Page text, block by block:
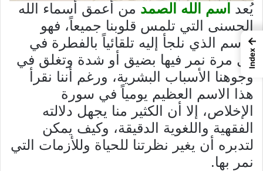
يُعد اسم الله الصمد من أعمق أسماء الله
الحسنى التي تلمس قلوبنا جميعاً، فهو
الاسم الذي نلجأ إليه تلقائياً بالفطرة في
كل مرة نمر فيها بضيق أو شدة وتغلق في
وجوهنا الأسباب البشرية، ورغم أننا نقرأ
هذا الاسم العظيم يومياً في سورة
الإخلاص، إلا أن الكثير منا يجهل دلالته
الفقهية واللغوية الدقيقة، وكيف يمكن
لتدبره أن يغير نظرتنا للحياة وللأزمات التي
نمر بها.
←
Index